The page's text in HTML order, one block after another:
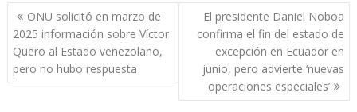
Navegación
de
entradas
ONU solicitó en marzo de
2025 información sobre Víctor
Quero al Estado venezolano,
pero no hubo respuesta
El presidente Daniel Noboa
confirma el fin del estado de
excepción en Ecuador en
junio, pero advierte ‘nuevas
operaciones especiales’